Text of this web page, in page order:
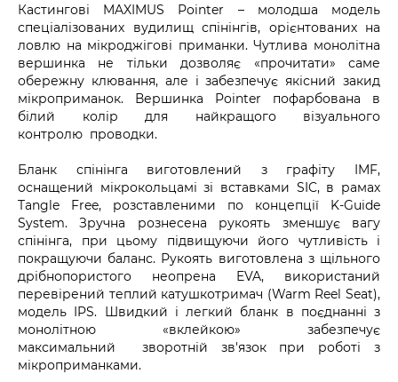
Кастингові MAXIMUS Pointer – молодша модель
спеціалізованих вудилищ спінінгів, орієнтованих на
ловлю на мікроджігові приманки. Чутлива монолітна
вершинка не тільки дозволяє «прочитати» саме
обережну клювання, але і забезпечує якісний закид
мікроприманок. Вершинка Pointer пофарбована в
білий колір для найкращого візуального
контролю проводки.
Бланк спінінга виготовлений з графіту IMF,
оснащений мікрокольцамі зі вставками SIC, в рамах
Tangle Free, розставленими по концепції K-Guide
System. Зручна рознесена рукоять зменшує вагу
спінінга, при цьому підвищуючи його чутливість і
покращуючи баланс. Рукоять виготовлена з щільного
дрібнопористого неопрена EVA, використаний
перевірений теплий катушкотримач (Warm Reel Seat),
модель IPS. Швидкий і легкий бланк в поєднанні з
монолітною «вклейкою» забезпечує
максимальний зворотній зв'язок при роботі з
мікроприманками.